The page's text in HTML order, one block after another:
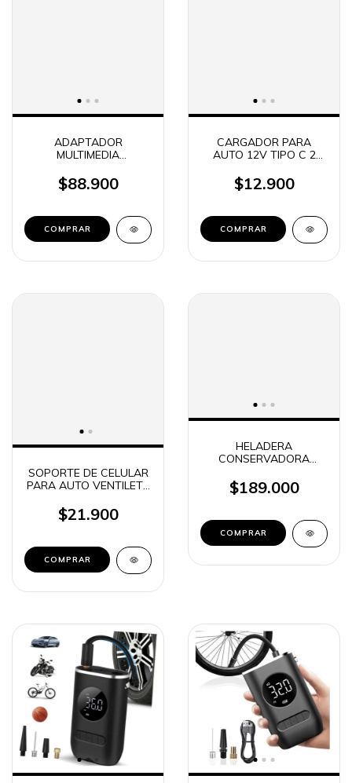
ADAPTADOR
MULTIMEDIA
AUTO SOUL S06 (9123)
$88.900
CARGADOR PARA
AUTO 12V TIPO C 2
$12.900
SOPORTE DE CELULAR
PARA AUTO VENTILETE
EX0094 R1
$21.900
HELADERA
CONSERVADORA
CON CARGADOR 12V
ORYX ORC025L
$189.000